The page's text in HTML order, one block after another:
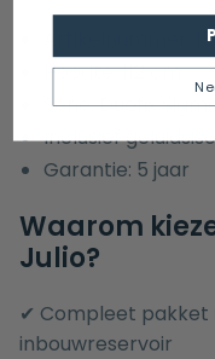
Artikelnummer:
Hoogte: 112 cm
Serie: Duofix
Inclusief
Garantie: 5 jaar
Waarom
Julio?
✔ Compleet pakket
inbouwreservoir